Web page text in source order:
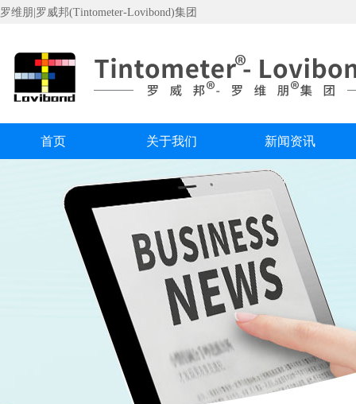
罗维朋|罗威邦(Tintometer-Lovibond)集团
首页 关于我们 新闻资讯